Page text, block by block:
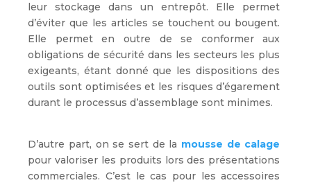
leur stockage dans un entrepôt. Elle permet
d’éviter que les articles se touchent ou bougent.
Elle permet en outre de se conformer aux
obligations de sécurité dans les secteurs les plus
exigeants, étant donné que les dispositions des
outils sont optimisées et les risques d’égarement
durant le processus d’assemblage sont minimes.
D’autre part, on se sert de la mousse de calage
pour valoriser les produits lors des présentations
commerciales. C’est le cas pour les accessoires